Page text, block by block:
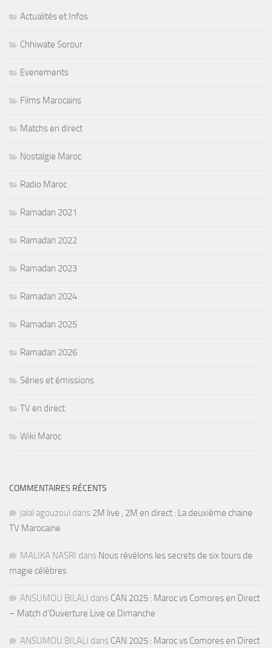
Actualités et Infos
Chhiwate Sorour
Evenements
Films Marocains
Matchs en direct
Nostalgie Maroc
Radio Maroc
Ramadan 2021
Ramadan 2022
Ramadan 2023
Ramadan 2024
Ramadan 2025
Ramadan 2026
Séries et émissions
TV en direct
Wiki Maroc
COMMENTAIRES RÉCENTS
jalal agouzoul dans 2M live , 2M en direct : La deuxième chaine
TV Marocaine
MALIKA NASRI dans Nous révélons les secrets de six tours de
magie célèbres
ANSUMOU BILALI dans CAN 2025 : Maroc vs Comores en Direct
– Match d’Ouverture Live ce Dimanche
ANSUMOU BILALI dans CAN 2025 : Maroc vs Comores en Direct